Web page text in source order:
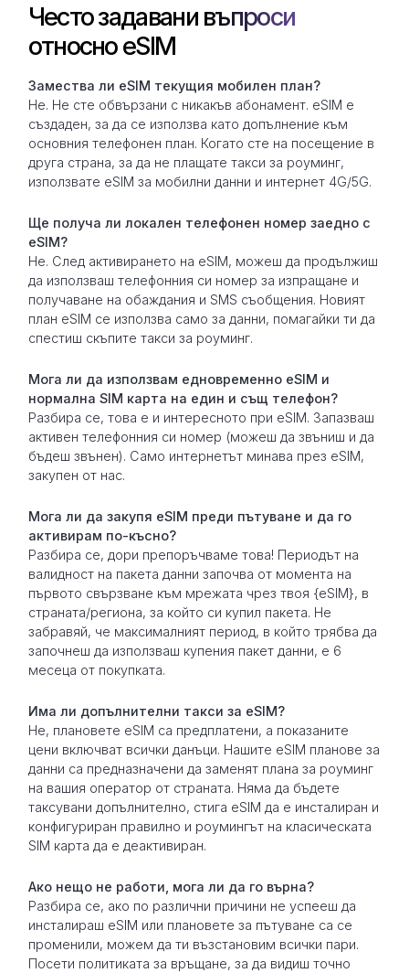
Често задавани въпроси
относно eSIM
Замествa ли eSIM текущия мобилен план?
Не. Не сте обвързани с никакъв абонамент. eSIM е
създаден, за да се използва като допълнение към
основния телефонен план. Когато сте на посещение в
друга страна, за да не плащате такси за роуминг,
използвате eSIM за мобилни данни и интернет 4G/5G.
Ще получа ли локален телефонен номер заедно с
eSIM?
Не. След активирането на eSIM, можеш да продължиш
да използваш телефонния си номер за изпращане и
получаване на обаждания и SMS съобщения. Новият
план eSIM се използва само за данни, помагайки ти да
спестиш скъпите такси за роуминг.
Мога ли да използвам едновременно eSIM и
нормална SIM карта на един и същ телефон?
Разбира се, това е и интересното при eSIM. Запазваш
активен телефонния си номер (можеш да звъниш и да
бъдеш звънен). Само интернетът минава през eSIM,
закупен от нас.
Мога ли да закупя eSIM преди пътуване и да го
активирам по-късно?
Разбира се, дори препоръчваме това! Периодът на
валидност на пакета данни започва от момента на
първото свързване към мрежата чрез твоя {eSIM}, в
страната/региона, за който си купил пакета. Не
забравяй, че максималният период, в който трябва да
започнеш да използваш купения пакет данни, е 6
месеца от покупката.
Има ли допълнителни такси за eSIM?
Не, плановете eSIM са предплатени, а показаните
цени включват всички данъци. Нашите eSIM планове за
данни са предназначени да заменят плана за роуминг
на вашия оператор от страната. Няма да бъдете
таксувани допълнително, стига eSIM да е инсталиран и
конфигуриран правилно и роумингът на класическата
SIM карта да е деактивиран.
Ако нещо не работи, мога ли да го върна?
Разбира се, ако по различни причини не успееш да
инсталираш eSIM или плановете за пътуване са се
променили, можем да ти възстановим всички пари.
Посети политиката за връщане, за да видиш точно